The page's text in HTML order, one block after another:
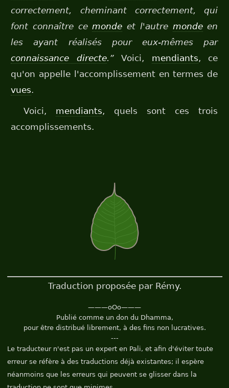
correctement, cheminant correctement, qui
font connaître cemonde et l'autre mondeen
les ayant réalisés pour eux-mêmes par
connaissance directe.”Voici, mendiants, ce
qu'on appelle l'accomplissement en termes de
vues.
Voici, mendiants, quels sont ces trois
accomplissements.
Traduction proposée par Rémy.
———oOo———
Publié comme un don du Dhamma,
pour être distribué librement, à des fins non lucratives.
---
Le traducteur n'est pas un expert en Pali, et afin d'éviter toute
erreur se réfère à des traductions déjà existantes; il espère
néanmoins que les erreurs qui peuvent se glisser dans la